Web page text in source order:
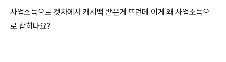
사업소득으로 겟차에서 캐시백 받은게 뜨던데 이게 왜 사업소득으
로 잡히나요?